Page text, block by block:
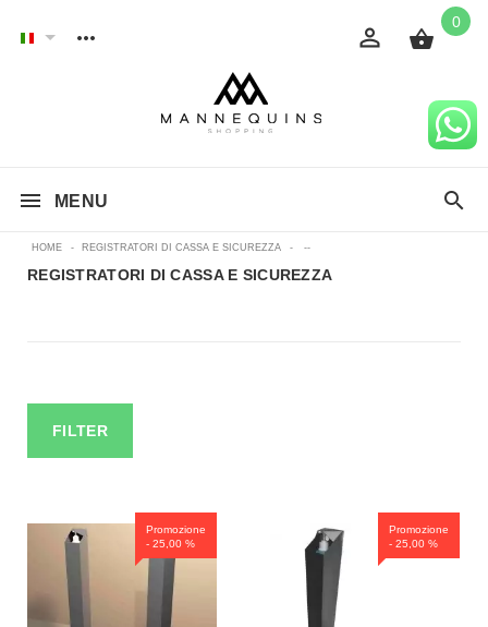
0
MENU
HOME - REGISTRATORI DI CASSA E SICUREZZA - --
REGISTRATORI DI CASSA E SICUREZZA
FILTER
Promozione
- 25,00 %
Promozione
- 25,00 %